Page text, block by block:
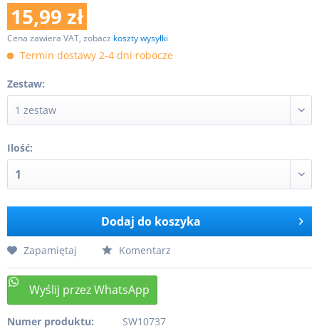
15,99 zł
Cena zawiera VAT, zobacz koszty wysyłki
Termin dostawy 2-4 dni robocze
Zestaw:
Ilość:
Dodaj do koszyka
Zapamiętaj Komentarz
Numer produktu: SW10737